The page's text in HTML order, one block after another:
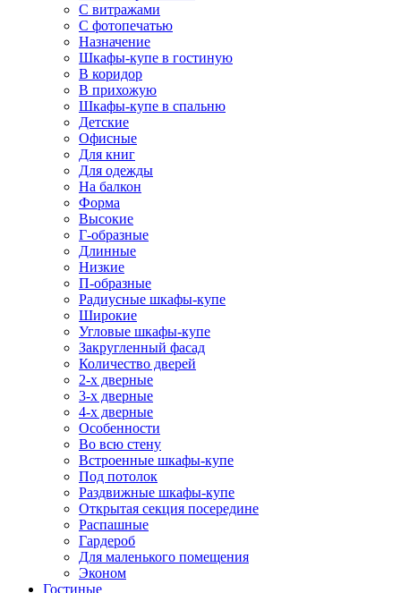
С витражами
С фотопечатью
Назначение
Шкафы-купе в гостиную
В коридор
В прихожую
Шкафы-купе в спальню
Детские
Офисные
Для книг
Для одежды
На балкон
Форма
Высокие
Г-образные
Длинные
Низкие
П-образные
Радиусные шкафы-купе
Широкие
Угловые шкафы-купе
Закругленный фасад
Количество дверей
2-х дверные
3-х дверные
4-х дверные
Особенности
Во всю стену
Встроенные шкафы-купе
Под потолок
Раздвижные шкафы-купе
Открытая секция посередине
Распашные
Гардероб
Для маленького помещения
Эконом
Гостиные